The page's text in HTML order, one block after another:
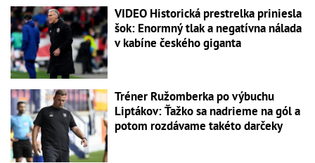
VIDEO Historická prestrelka priniesla
šok: Enormný tlak a negatívna nálada
v kabíne českého giganta
Tréner Ružomberka po výbuchu
Liptákov: Ťažko sa nadrieme na gól a
potom rozdávame takéto darčeky